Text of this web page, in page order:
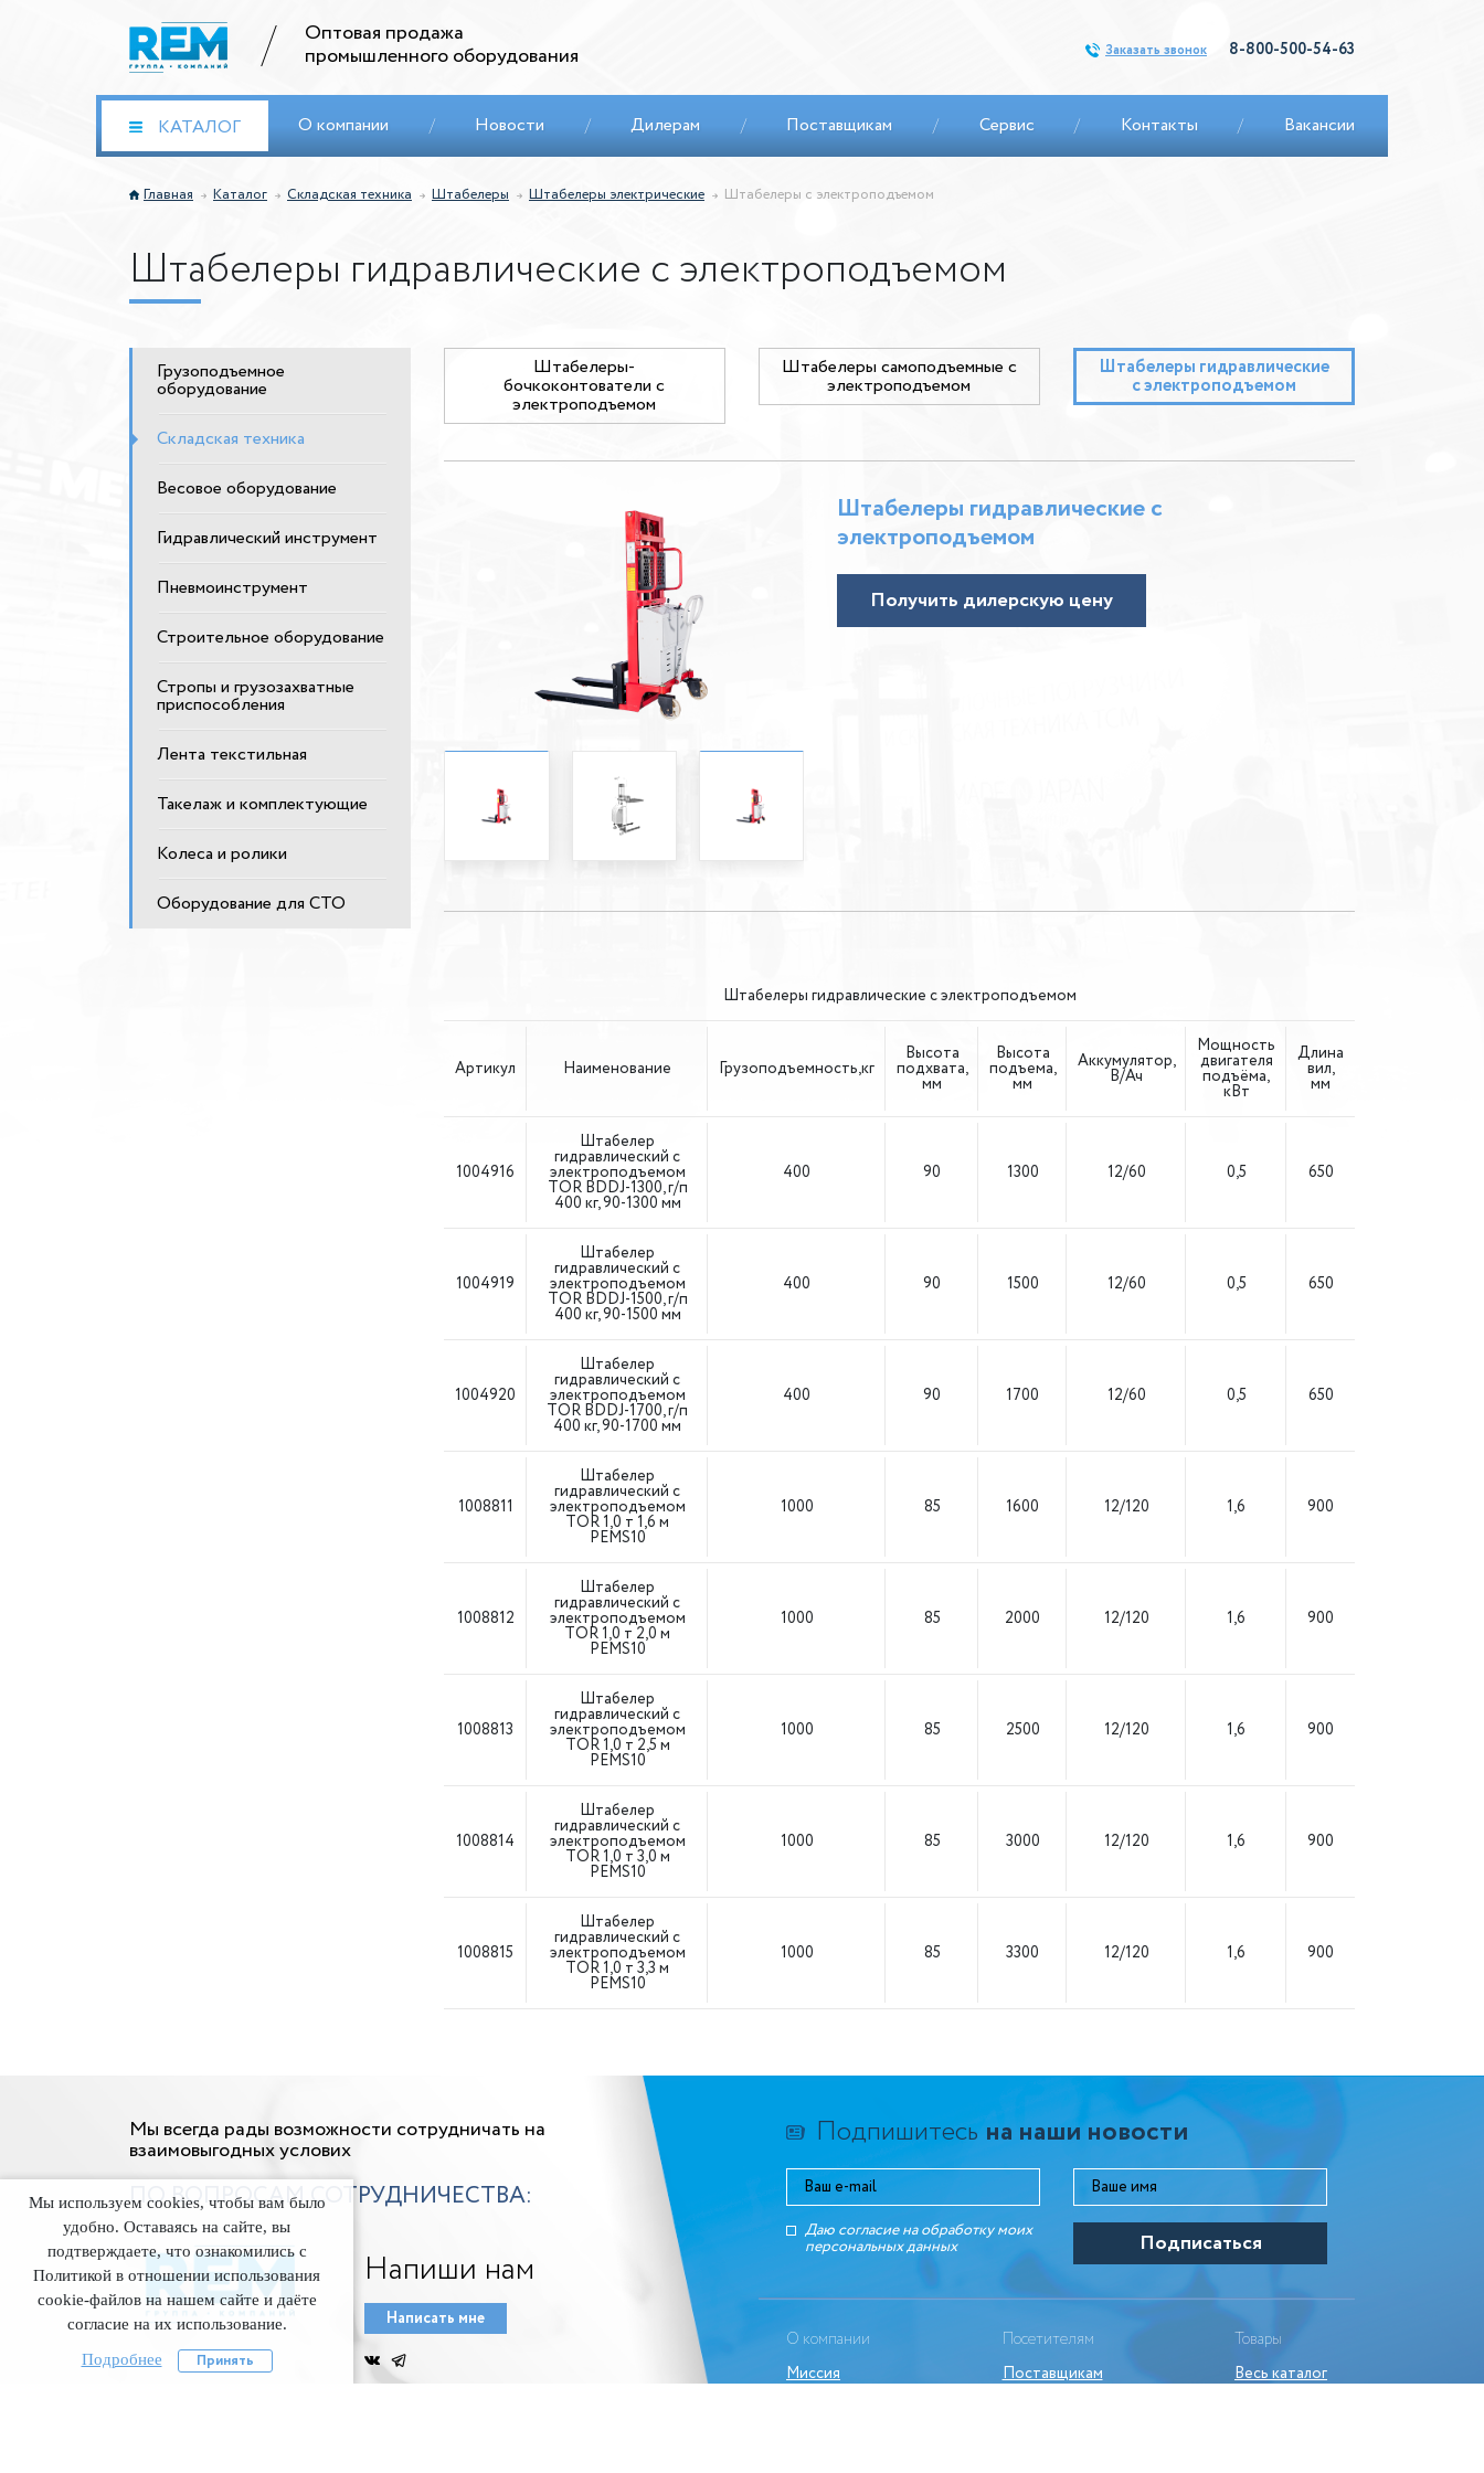
Оптовая продажа
промышленного оборудования
Заказать звонок 8-800-500-54-63
КАТАЛОГ О компании / Новости / Дилерам / Поставщикам / Сервис / Контакты / Вакансии
Главная Каталог Складская техника Штабелеры Штабелеры электрические Штабелеры с электроподъемом
Штабелеры гидравлические c электроподъемом
Грузоподъемное
оборудование
Складская техника
Весовое оборудование
Гидравлический инструмент
Пневмоинструмент
Строительное оборудование
Стропы и грузозахватные
приспособления
Лента текстильная
Такелаж и комплектующие
Колеса и ролики
Оборудование для СТО
Штабелеры-
бочкоконтователи с
электроподъемом
Штабелеры самоподъемные с
электроподъемом
Штабелеры гидравлические
c электроподъемом
Штабелеры гидравлические c
электроподъемом
Получить дилерскую цену
Штабелеры гидравлические с электроподъемом
Артикул Наименование Грузоподъемность,кг
Высота
подхвата,
мм
Высота
подъема,
мм
Аккумулятор,
В/Ач
Мощность
двигателя
подъёма,
кВт
Длина
вил,
мм
1004916
Штабелер
гидравлический с
электроподъемом
TOR BDDJ-1300, г/п
400 кг, 90-1300 мм
400 90 1300 12/60 0,5 650
1004919
Штабелер
гидравлический с
электроподъемом
TOR BDDJ-1500, г/п
400 кг, 90-1500 мм
400 90 1500 12/60 0,5 650
1004920
Штабелер
гидравлический с
электроподъемом
TOR BDDJ-1700, г/п
400 кг, 90-1700 мм
400 90 1700 12/60 0,5 650
1008811
Штабелер
гидравлический с
электроподъемом
TOR 1,0 т 1,6 м
PEMS10
1000 85 1600 12/120 1,6 900
1008812
Штабелер
гидравлический с
электроподъемом
TOR 1,0 т 2,0 м
PEMS10
1000 85 2000 12/120 1,6 900
1008813
Штабелер
гидравлический с
электроподъемом
TOR 1,0 т 2,5 м
PEMS10
1000 85 2500 12/120 1,6 900
1008814
Штабелер
гидравлический с
электроподъемом
TOR 1,0 т 3,0 м
PEMS10
1000 85 3000 12/120 1,6 900
1008815
Штабелер
гидравлический с
электроподъемом
TOR 1,0 т 3,3 м
PEMS10
1000 85 3300 12/120 1,6 900
Мы всегда рады возможности сотрудничать на
взаимовыгодных услових
ПО ВОПРОСАМ СОТРУДНИЧЕСТВА:
Напиши нам
Написать мне
Подпишитесьна наши новости
Даю согласие на обработку моих
персональных данныx
О компании
Миссия
Посетителям
Поставщикам
Товары
Весь каталог
Мы используем cookies, чтобы вам было
удобно. Оставаясь на сайте, вы
подтверждаете, что ознакомились с
Политикой в отношении использования
cookie-файлов на нашем сайте и даёте
согласие на их использование.
Подробнее
Принять